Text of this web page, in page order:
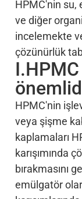
HPMC'nin su,
ve diğer
incelemekte
çözünürlük
HPMC'nin
veya şişme
kaplamaları
karışımında
bırakmasını
emülgatör